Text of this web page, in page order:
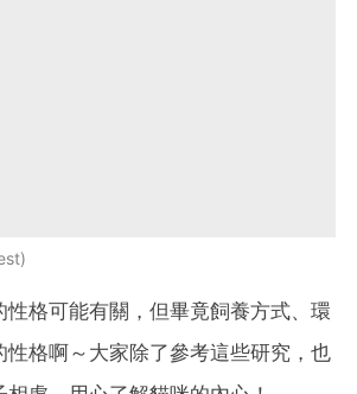
性格可能有關，但畢竟飼養方式、環
性格啊～大家除了參考這些研究，也